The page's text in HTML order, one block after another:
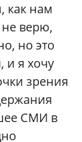
как нам
верю,
но это
и я хочу
зрения
СМИ в